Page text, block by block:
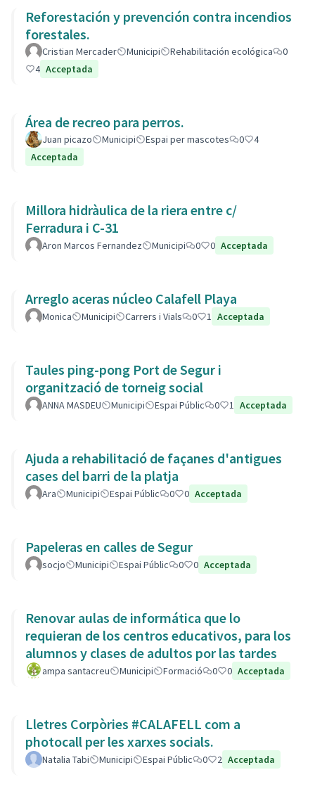
Reforestación y prevención contra incendios
forestales.
Cristian Mercader Municipi Rehabilitación ecológica
0
4 Acceptada
Área de recreo para perros.
Juan picazo Municipi Espai per mascotes 0
4
Acceptada
Millora hidràulica de la riera entre c/
Ferradura i C-31
Aron Marcos Fernandez Municipi 0 0 Acceptada
Arreglo aceras núcleo Calafell Playa
Monica Municipi Carrers i Vials 0 1 Acceptada
Taules ping-pong Port de Segur i
organització de torneig social
ANNA MASDEU Municipi Espai Públic 0 1 Acceptada
Ajuda a rehabilitació de façanes d'antigues
cases del barri de la platja
Ara Municipi Espai Públic 0 0 Acceptada
Papeleras en calles de Segur
socjo Municipi Espai Públic 0 0 Acceptada
Renovar aulas de informática que lo
requieran de los centros educativos, para los
alumnos y clases de adultos por las tardes
ampa santacreu Municipi Formació 0 0 Acceptada
Lletres Corpòries #CALAFELL com a
photocall per les xarxes socials.
Natalia Tabi Municipi Espai Públic 0 2 Acceptada